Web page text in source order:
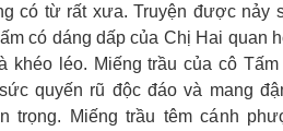
có từ rất xưa. Truyện được nảy
có dáng dấp của Chị Hai quan
khéo léo. Miếng trầu của cô
quyến rũ độc đáo và mang
trọng. Miếng trầu têm cánh